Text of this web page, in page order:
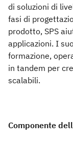
di soluzioni di
fasi di
prodotto, SPS
applicazioni. I
formazione,
in tandem per
scalabili.
Componente